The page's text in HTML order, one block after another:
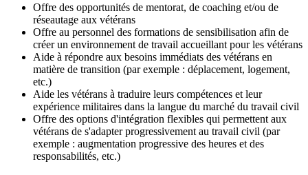
Offre des opportunités de mentorat, de coaching et/ou de
réseautage aux vétérans
Offre au personnel des formations de sensibilisation afin de
créer un environnement de travail accueillant pour les vétérans
Aide à répondre aux besoins immédiats des vétérans en
matière de transition (par exemple : déplacement, logement,
etc.)
Aide les vétérans à traduire leurs compétences et leur
expérience militaires dans la langue du marché du travail civil
Offre des options d'intégration flexibles qui permettent aux
vétérans de s'adapter progressivement au travail civil (par
exemple : augmentation progressive des heures et des
responsabilités, etc.)